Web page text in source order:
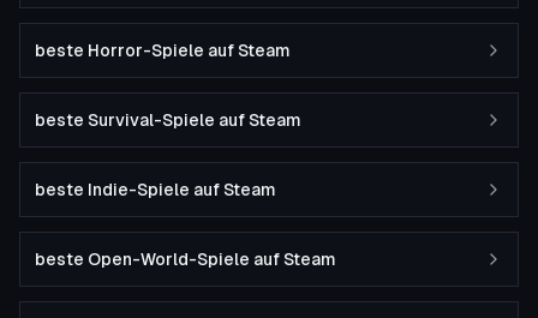
beste Horror-Spiele auf Steam
beste Survival-Spiele auf Steam
beste Indie-Spiele auf Steam
beste Open-World-Spiele auf Steam